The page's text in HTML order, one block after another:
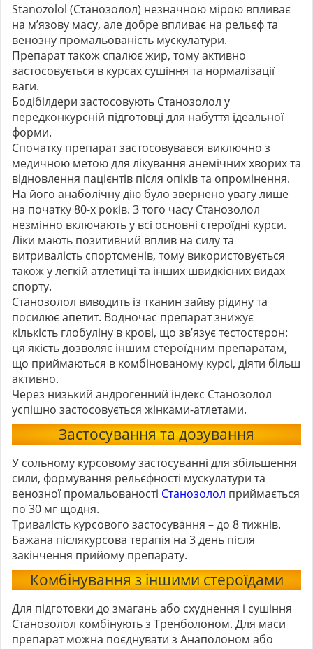
Stanozolol (Станозолол) незначною мірою впливає
на м’язову масу, але добре впливає на рельєф та
венозну промальованість мускулатури.
Препарат також спалює жир, тому активно
застосовується в курсах сушіння та нормалізації
ваги.
Бодібілдери застосовують Станозолол у
передконкурсній підготовці для набуття ідеальної
форми.
Спочатку препарат застосовувався виключно з
медичною метою для лікування анемічних хворих та
відновлення пацієнтів після опіків та опромінення.
На його анаболічну дію було звернено увагу лише
на початку 80-х років. З того часу Станозолол
незмінно включають у всі основні стероїдні курси.
Ліки мають позитивний вплив на силу та
витривалість спортсменів, тому використовується
також у легкій атлетиці та інших швидкісних видах
спорту.
Станозолол виводить із тканин зайву рідину та
посилює апетит. Водночас препарат знижує
кількість глобуліну в крові, що зв’язує тестостерон:
ця якість дозволяє іншим стероїдним препаратам,
що приймаються в комбінованому курсі, діяти більш
активно.
Через низький андрогенний індекс Станозолол
успішно застосовується жінками-атлетами.
Застосування та дозування
У сольному курсовому застосуванні для збільшення
сили, формування рельєфності мускулатури та
венозної промальованості Станозолол приймається
по 30 мг щодня.
Тривалість курсового застосування – до 8 тижнів.
Бажана післякурсова терапія на 3 день після
закінчення прийому препарату.
Комбінування з іншими стероїдами
Для підготовки до змагань або схуднення і сушіння
Станозолол комбінують з Тренболоном. Для маси
препарат можна поєднувати з Анаполоном або